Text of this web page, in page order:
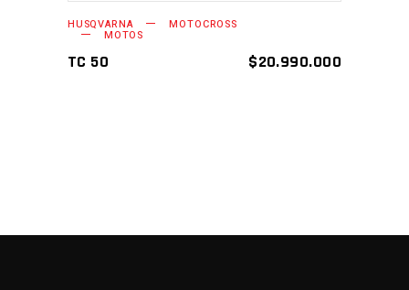
AÑADIR AL CARRITO
HUSQVARNA MOTOCROSS
MOTOS
TC 50 $20.990.000